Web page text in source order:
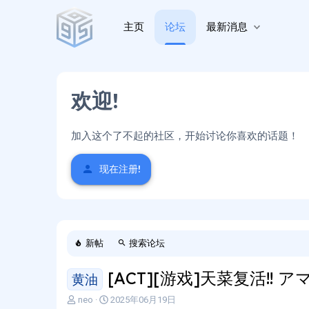
主页 论坛 最新消息
欢迎!
加入这个了不起的社区，开始讨论你喜欢的话题！
现在注册!
新帖 搜索论坛
黄油 [ACT][游戏]天菜复活!! ア
主
neo
开
2025年06月19日